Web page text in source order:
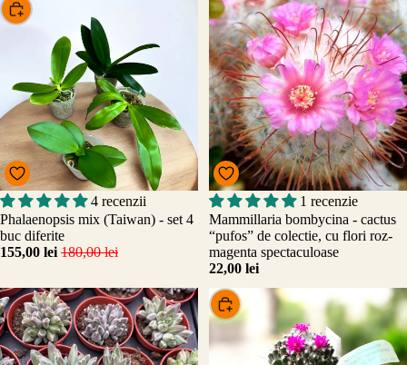
Promo
Alege
4 recenzii
Phalaenopsis mix (Taiwan) - set 4
buc diferite
155,00 lei 180,00 lei
1 recenzie
Mammillaria bombycina - cactus
“pufos” de colectie, cu flori roz-
magenta spectaculoase
22,00 lei
Alege